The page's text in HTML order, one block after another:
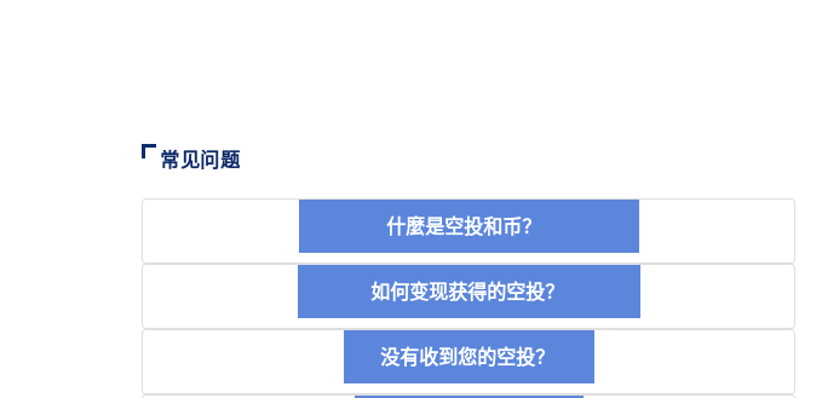
常见问题
什麼是空投和币？
如何变现获得的空投？
没有收到您的空投？